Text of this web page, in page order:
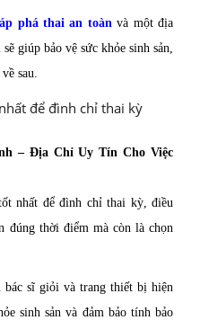
phá thai an toàn và một địa
sẽ giúp bảo vệ sức khỏe sinh sản,
sau.
– Địa Chỉ Uy Tín Cho Việc
nhất để đình chỉ thai kỳ, điều
đúng thời điểm mà còn là chọn
sĩ giỏi và trang thiết bị hiện
sinh sản và đảm bảo tính bảo